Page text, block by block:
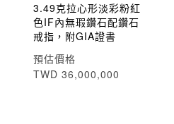
3.49克拉心形淡彩粉紅
色IF內無瑕鑽石配鑽石
戒指，附GIA證書
預估價格
TWD 36,000,000